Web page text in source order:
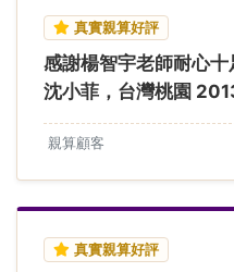
真實親算好評
感謝楊智宇老師耐心
沈小菲，台灣桃園
親算顧客
真實親算好評